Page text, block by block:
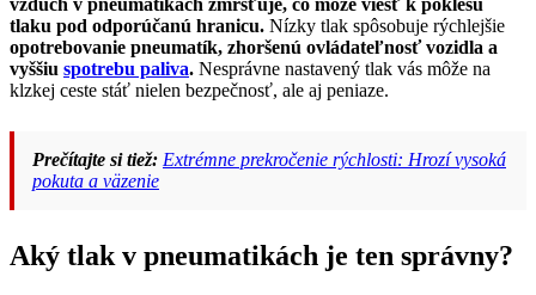
vzduch v pneumatikách zmršťuje, čo môže viesť k poklesu
tlaku pod odporúčanú hranicu. Nízky tlak spôsobuje rýchlejšie
opotrebovanie pneumatík, zhoršenú ovládateľnosť vozidla a
vyššiu spotrebu paliva. Nesprávne nastavený tlak vás môže na
klzkej ceste stáť nielen bezpečnosť, ale aj peniaze.
Prečítajte si tiež: Extrémne prekročenie rýchlosti: Hrozí vysoká
pokuta a väzenie
Aký tlak v pneumatikách je ten správny?